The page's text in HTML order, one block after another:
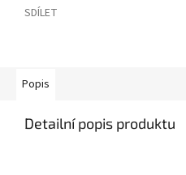
SDÍLET
Popis
Detailní popis produktu